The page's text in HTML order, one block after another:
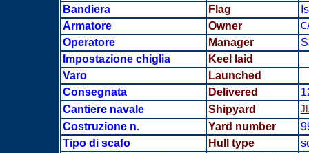
Bandiera Flag
Armatore
Owner
Operatore Manager
Impostazione chiglia
Keel laid
Varo
Launched
Consegnata
Delivered
Cantiere navale
Shipyard
Costruzione n. Yard number
Tipo di scafo
Hull type